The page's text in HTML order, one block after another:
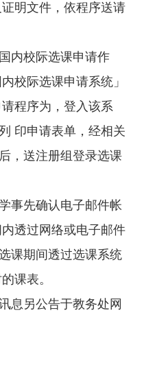
明文件，依程序送请
内校际选课申请作
校际选课申请系统」
程序为，登入该系
印申请表单，经相关
，送注册组登录选课
事先确认电子邮件帐
透过网络或电子邮件
课期间透过选课系统
课表。
息另公告于教务处网